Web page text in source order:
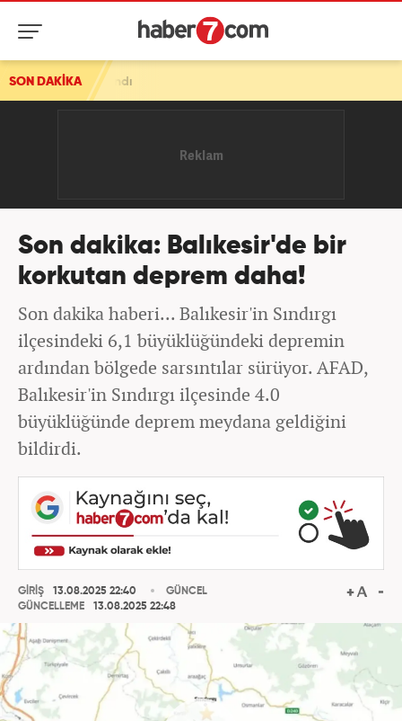
SON DAKİKA
alındı
Son dakika: Balıkesir'de bir
korkutan deprem daha!
Son dakika haberi... Balıkesir'in Sındırgı
ilçesindeki 6,1 büyüklüğündeki depremin
ardından bölgede sarsıntılar sürüyor. AFAD,
Balıkesir'in Sındırgı ilçesinde 4.0
büyüklüğünde deprem meydana geldiğini
bildirdi.
GİRİŞ
13.08.2025 22:40
GÜNCELLEME
13.08.2025 22:48
GÜNCEL